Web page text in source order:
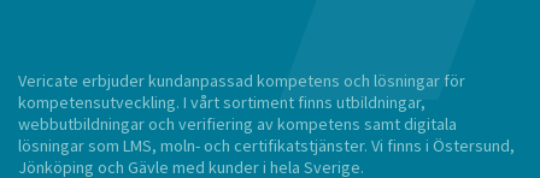
Vericate erbjuder kundanpassad kompetens och lösningar för
kompetensutveckling. I vårt sortiment finns utbildningar,
webbutbildningar och verifiering av kompetens samt digitala
lösningar som LMS, moln- och certifikatstjänster. Vi finns i Östersund,
Jönköping och Gävle med kunder i hela Sverige.